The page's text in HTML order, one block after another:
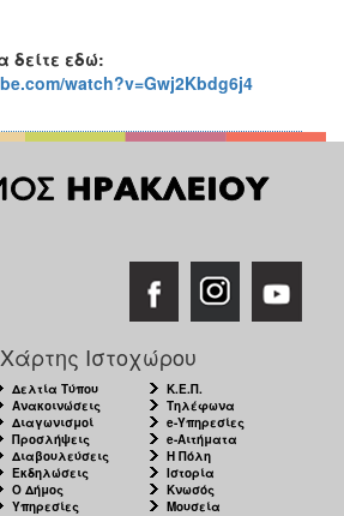
δείτε εδώ:
watch?v=Gwj2Kbdg6j4
Χάρτης Ιστοχώρου
Δελτία Τύπου
Ανακοινώσεις
Διαγωνισμοί
Προσλήψεις
Διαβουλεύσεις
Εκδηλώσεις
Ο Δήμος
Υπηρεσίες
Κ.Ε.Π.
Τηλέφωνα
e-Υπηρεσίες
e-Αιτήματα
Η Πόλη
Ιστορία
Κνωσός
Μουσεία